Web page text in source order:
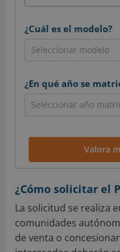
¿Cuál es el modelo?
¿En qué año se
Valora
¿Cómo solicitar el
La solicitud se realiza
comunidades
de venta o